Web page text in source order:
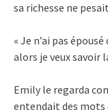
sa richesse ne
« Je n’ai pas
alors je veux savoir
Emily le regarda
entendait des mots